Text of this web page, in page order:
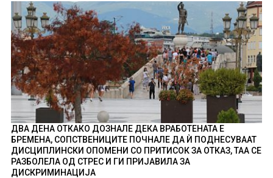
ДВА ДЕНА ОТКАКО ДОЗНАЛЕ ДЕКА ВРАБОТЕНАТА Е
БРЕМЕНА, СОПСТВЕНИЦИТЕ ПОЧНАЛЕ ДА Ѝ ПОДНЕСУВААТ
ДИСЦИПЛИНСКИ ОПОМЕНИ СО ПРИТИСОК ЗА ОТКАЗ, ТАА СЕ
РАЗБОЛЕЛА ОД СТРЕС И ГИ ПРИЈАВИЛА ЗА
ДИСКРИМИНАЦИЈА